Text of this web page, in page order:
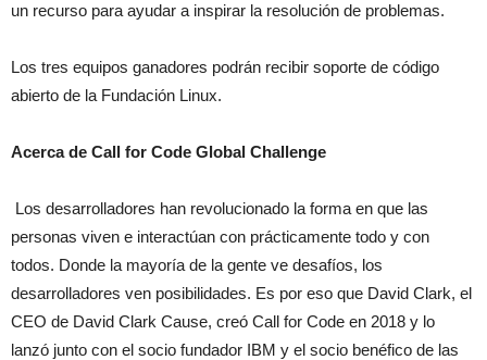
un recurso para ayudar a inspirar la resolución de problemas.
Los tres equipos ganadores podrán recibir soporte de código
abierto de la Fundación Linux.
Acerca de Call for Code Global Challenge
Los desarrolladores han revolucionado la forma en que las
personas viven e interactúan con prácticamente todo y con
todos. Donde la mayoría de la gente ve desafíos, los
desarrolladores ven posibilidades. Es por eso que David Clark, el
CEO de David Clark Cause, creó Call for Code en 2018 y lo
lanzó junto con el socio fundador IBM y el socio benéfico de las